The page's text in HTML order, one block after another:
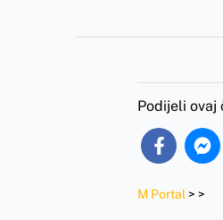
Podijeli ovaj
M Portal > >